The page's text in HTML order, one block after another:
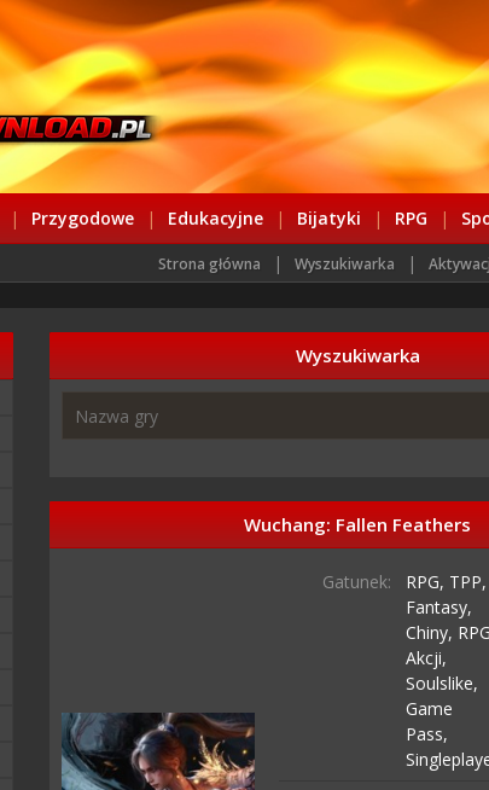
| Przygodowe | Edukacyjne | Bijatyki | RPG |
Strona główna | Wyszukiwarka |
Wyszukiwarka
Wuchang: Fallen Feathers
Gatunek: RPG, TPP,
Fantasy,
Chiny, RPG
Akcji,
Soulslike,
Game
Pass,